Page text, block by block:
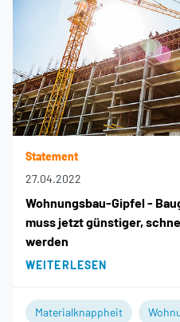
Statement
27.04.2022
Wohnungsbau-Gipfel -
muss jetzt günstiger,
werden
WEITERLESEN
Materialknappheit